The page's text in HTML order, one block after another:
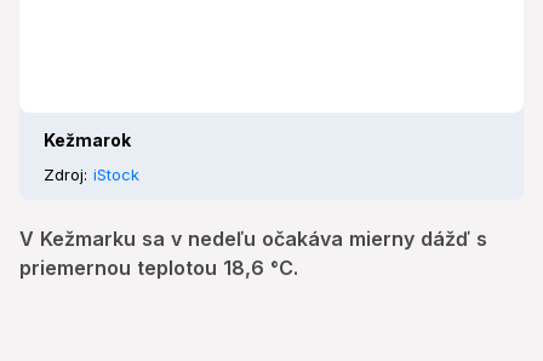
Kežmarok
Zdroj: iStock
V Kežmarku sa v nedeľu očakáva mierny dážď s
priemernou teplotou 18,6 °C.